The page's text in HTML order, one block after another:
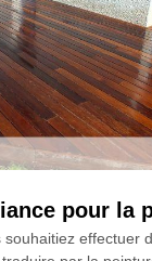
pour la
effectuer